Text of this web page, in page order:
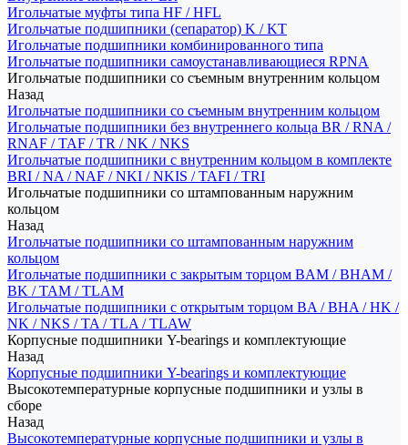
Игольчатые муфты типа HF / HFL
Игольчатые подшипники (сепаратор) K / KT
Игольчатые подшипники комбинированного типа
Игольчатые подшипники самоустанавливающиеся RPNA
Игольчатые подшипники со съемным внутренним кольцом
Назад
Игольчатые подшипники со съемным внутренним кольцом
Игольчатые подшипники без внутреннего кольца BR / RNA /
RNAF / TAF / TR / NK / NKS
Игольчатые подшипники с внутренним кольцом в комплекте
BRI / NA / NAF / NKI / NKIS / TAFI / TRI
Игольчатые подшипники со штампованным наружним
кольцом
Назад
Игольчатые подшипники со штампованным наружним
кольцом
Игольчатые подшипники с закрытым торцом BAM / BHAM /
BK / TAM / TLAM
Игольчатые подшипники с открытым торцом BA / BHA / HK /
NK / NKS / TA / TLA / TLAW
Корпусные подшипники Y-bearings и комплектующие
Назад
Корпусные подшипники Y-bearings и комплектующие
Высокотемпературные корпусные подшипники и узлы в
сборе
Назад
Высокотемпературные корпусные подшипники и узлы в